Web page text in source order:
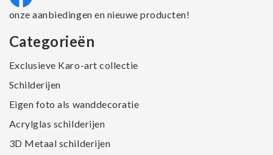
onze aanbiedingen en nieuwe producten!
Categorieën
Exclusieve Karo-art collectie
Schilderijen
Eigen foto als wanddecoratie
Acrylglas schilderijen
3D Metaal schilderijen